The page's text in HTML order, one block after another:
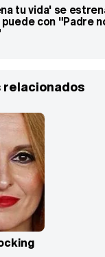
tu vida' se
puede con "Padre
relacionados